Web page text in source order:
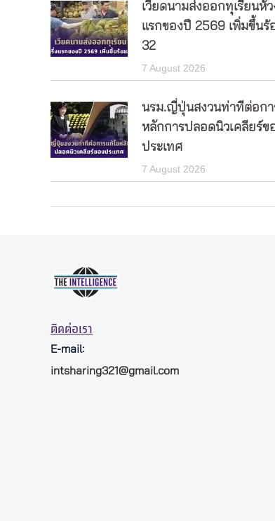
เวียดนามส่งออกทุเรียนห้ว
แรกของปี 2569 เพิ่มขึ้นร้
32
7 August 2026
นรม.ญี่ปุ่นสงวนท่าทีต่อกา
หลักการปลอดนิวเคลียร์ข
ประเทศ
7 August 2026
ติดต่อเรา
E-mail:
intsharing321@gmail.com